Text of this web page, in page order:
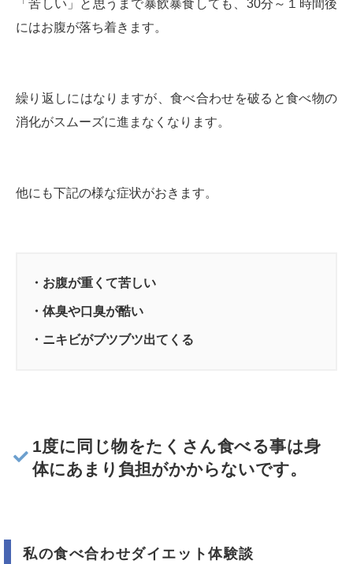
「苦しい」と思うまで暴飲暴食しても、30分～１時間後
にはお腹が落ち着きます。
繰り返しにはなりますが、食べ合わせを破ると食べ物の
消化がスムーズに進まなくなります。
他にも下記の様な症状がおきます。
・お腹が重くて苦しい
・体臭や口臭が酷い
・ニキビがブツブツ出てくる
1度に同じ物をたくさん食べる事は身
体にあまり負担がかからないです。
私の食べ合わせダイエット体験談